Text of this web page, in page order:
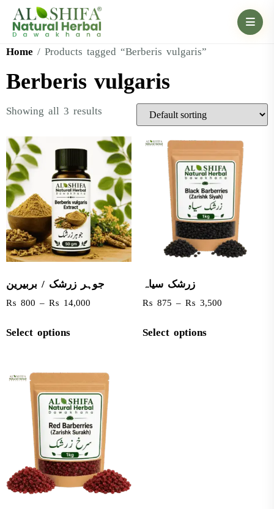
Home / Products tagged “Berberis vulgaris”
Berberis vulgaris
Showing all 3 results
جوہر زرشک / بربیرین
₨ 800 – ₨ 14,000
Select options
زرشک سیاہ
₨ 875 – ₨ 3,500
Select options